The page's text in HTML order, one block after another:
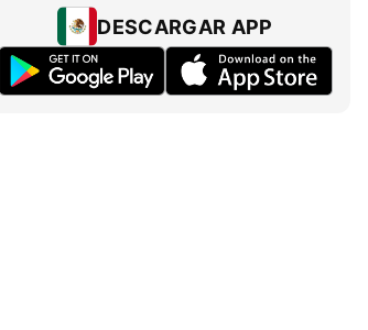
DESCARGAR APP